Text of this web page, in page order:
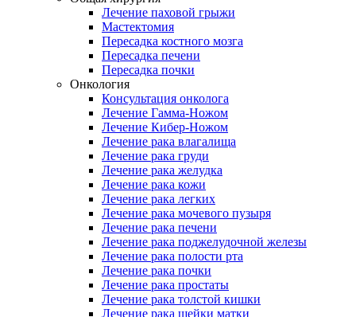
Лечение паховой грыжи
Мастектомия
Пересадка костного мозга
Пересадка печени
Пересадка почки
Онкология
Консультация онколога
Лечение Гамма-Ножом
Лечение Кибер-Ножом
Лечение рака влагалища
Лечение рака груди
Лечение рака желудка
Лечение рака кожи
Лечение рака легких
Лечение рака мочевого пузыря
Лечение рака печени
Лечение рака поджелудочной железы
Лечение рака полости рта
Лечение рака почки
Лечение рака простаты
Лечение рака толстой кишки
Лечение рака шейки матки